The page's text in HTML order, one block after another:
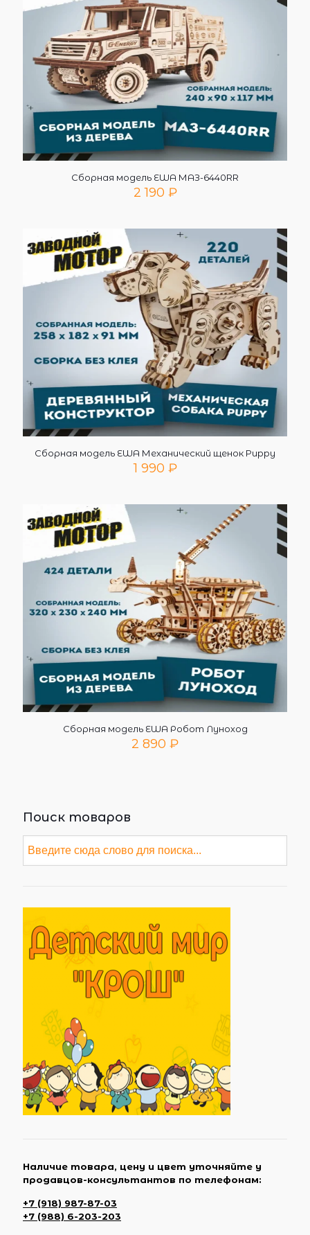
Сборная модель EWA МАЗ-6440RR
2 190 ₽
Сборная модель EWA Механический щенок Puppy
1 990 ₽
Сборная модель EWA Робот Луноход
2 890 ₽
Поиск товаров
Наличие товара, цену и цвет уточняйте у
продавцов-консультантов по телефонам:
+7 (918) 987-87-03
+7 (988) 6-203-203